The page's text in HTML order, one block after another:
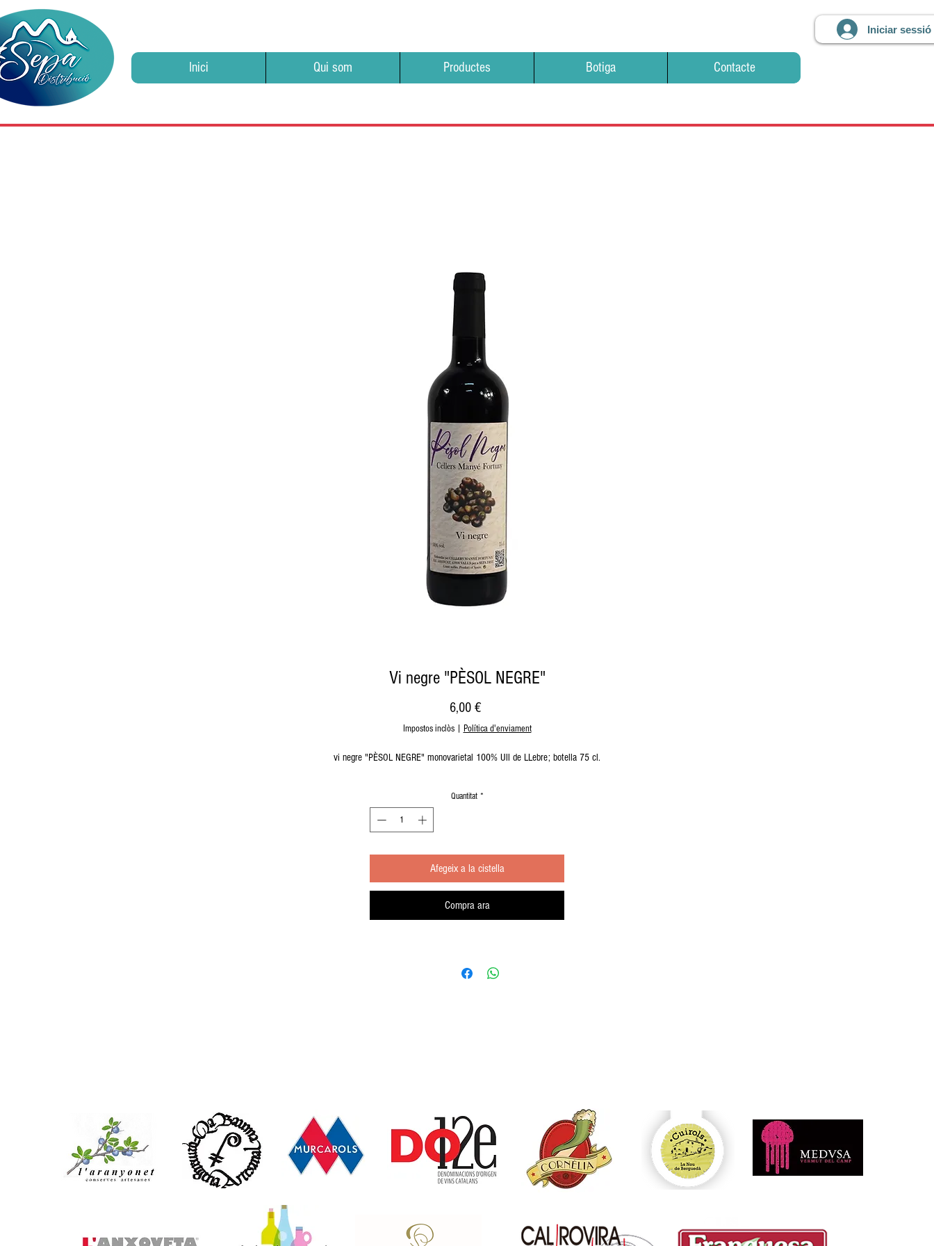
Iniciar sessió
Inici Qui som Productes Botiga Contacte
Vi negre "PÈSOL NEGRE"
6,00 €Price
Impostos inclòs| Política d'enviament
vi negre "PÈSOL NEGRE" monovarietal 100% Ull de LLebre; botella 75 cl.
Quantitat *
Afegeix a la cistella
Compra ara